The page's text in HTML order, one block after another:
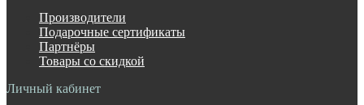
Производители
Подарочные сертификаты
Партнёры
Товары со скидкой
Личный кабинет